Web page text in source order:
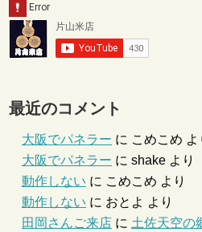
最近のコメント
大阪でパネラー に こめこめ よ
大阪でパネラー に shake より
動作しない に こめこめ より
動作しない に おとよ より
田岡さんご来店 に 土佐天空の